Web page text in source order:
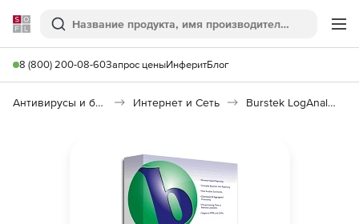
Softline
Поиск
8 (800) 200-08-60Запрос ценыИнферитБлог
Антивирусы и безопасность Интернет и Сеть Burstek LogAnalyzer